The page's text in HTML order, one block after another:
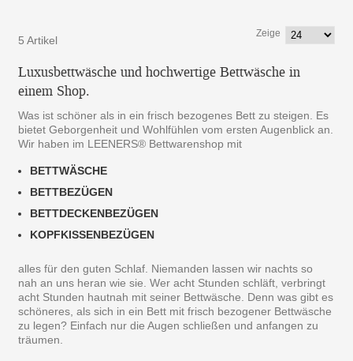
5 Artikel
Zeige
Luxusbettwäsche und hochwertige Bettwäsche in
einem Shop.
Was ist schöner als in ein frisch bezogenes Bett zu steigen. Es
bietet Geborgenheit und Wohlfühlen vom ersten Augenblick an.
Wir haben im LEENERS® Bettwarenshop mit
BETTWÄSCHE
BETTBEZÜGEN
BETTDECKENBEZÜGEN
KOPFKISSENBEZÜGEN
alles für den guten Schlaf. Niemanden lassen wir nachts so
nah an uns heran wie sie. Wer acht Stunden schläft, verbringt
acht Stunden hautnah mit seiner Bettwäsche. Denn was gibt es
schöneres, als sich in ein Bett mit frisch bezogener Bettwäsche
zu legen? Einfach nur die Augen schließen und anfangen zu
träumen.